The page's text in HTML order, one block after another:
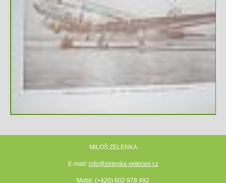
MILOŠ ZELENKA
E-mail: info@zelenka-veterani.cz
Mobil: (+420) 602 978 492